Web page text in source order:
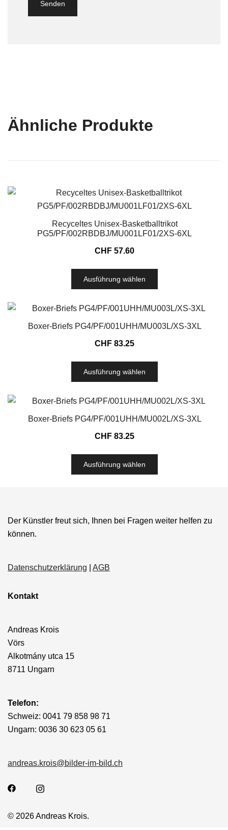
Ähnliche Produkte
Recyceltes Unisex-Basketballtrikot
PG5/PF/002RBDBJ/MU001LF01/2XS-6XL
CHF 57.60
Ausführung wählen
Boxer-Briefs PG4/PF/001UHH/MU003L/XS-3XL
CHF 83.25
Ausführung wählen
Boxer-Briefs PG4/PF/001UHH/MU002L/XS-3XL
CHF 83.25
Ausführung wählen
Der Künstler freut sich, Ihnen bei Fragen weiter helfen zu
können.
Datenschutzerklärung AGB
Kontakt
Andreas Krois
Vörs
Alkotmány utca 15
8711 Ungarn
Telefon:
Schweiz: 0041 79 858 98 71
Ungarn: 0036 30 623 05 61
andreas.krois@bilder-im-bild.ch
© 2026 Andreas Krois.